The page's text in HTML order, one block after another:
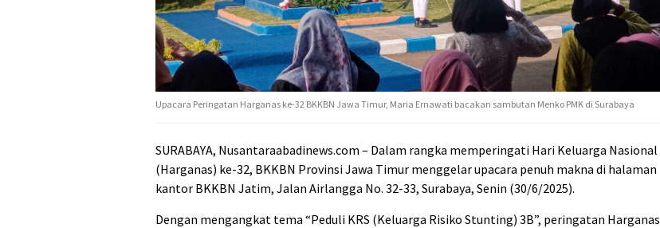
Upacara Peringatan Harganas ke-32 BKKBN Jawa Timur, Maria Ernawati bacakan sambutan Menko PMK di Surabaya
SURABAYA, Nusantaraabadinews.com – Dalam rangka memperingati Hari Keluarga Nasional
(Harganas) ke-32, BKKBN Provinsi Jawa Timur menggelar upacara penuh makna di halaman
kantor BKKBN Jatim, Jalan Airlangga No. 32-33, Surabaya, Senin (30/6/2025).
Dengan mengangkat tema “Peduli KRS (Keluarga Risiko Stunting) 3B”, peringatan Harganas